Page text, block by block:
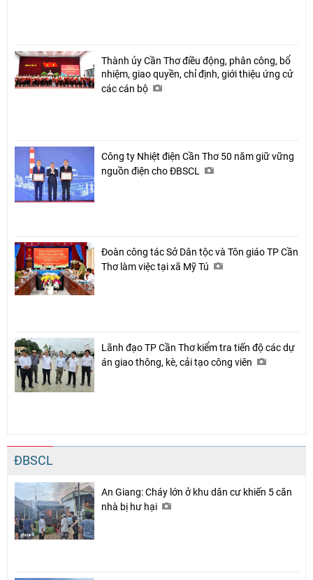
Thành ủy Cần Thơ điều động, phân công, bổ
nhiệm, giao quyền, chỉ định, giới thiệu ứng cử
các cán bộ
Công ty Nhiệt điện Cần Thơ 50 năm giữ vững
nguồn điện cho ĐBSCL
Đoàn công tác Sở Dân tộc và Tôn giáo TP Cần
Thơ làm việc tại xã Mỹ Tú
Lãnh đạo TP Cần Thơ kiểm tra tiến độ các dự
án giao thông, kè, cải tạo công viên
ĐBSCL
An Giang: Cháy lớn ở khu dân cư khiến 5 căn
nhà bị hư hại